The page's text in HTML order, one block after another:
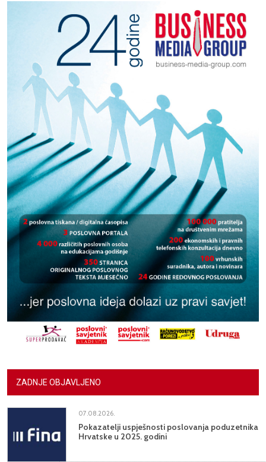
ZADNJE OBJAVLJENO
07.08.2026.
Pokazatelji uspješnosti poslovanja poduzetnika
Hrvatske u 2025. godini